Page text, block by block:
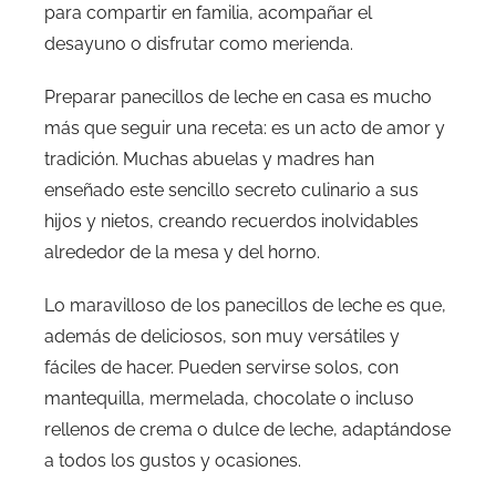
para compartir en familia, acompañar el
desayuno o disfrutar como merienda.
Preparar panecillos de leche en casa es mucho
más que seguir una receta: es un acto de amor y
tradición. Muchas abuelas y madres han
enseñado este sencillo secreto culinario a sus
hijos y nietos, creando recuerdos inolvidables
alrededor de la mesa y del horno.
Lo maravilloso de los panecillos de leche es que,
además de deliciosos, son muy versátiles y
fáciles de hacer. Pueden servirse solos, con
mantequilla, mermelada, chocolate o incluso
rellenos de crema o dulce de leche, adaptándose
a todos los gustos y ocasiones.